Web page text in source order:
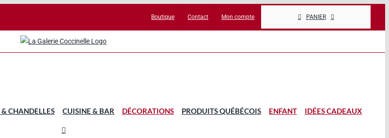
Boutique Contact Mon compte PANIER
CHANDELLES CUISINE & BAR DÉCORATIONS PRODUITS QUÉBÉCOIS ENFANT IDÉES CADEAUX